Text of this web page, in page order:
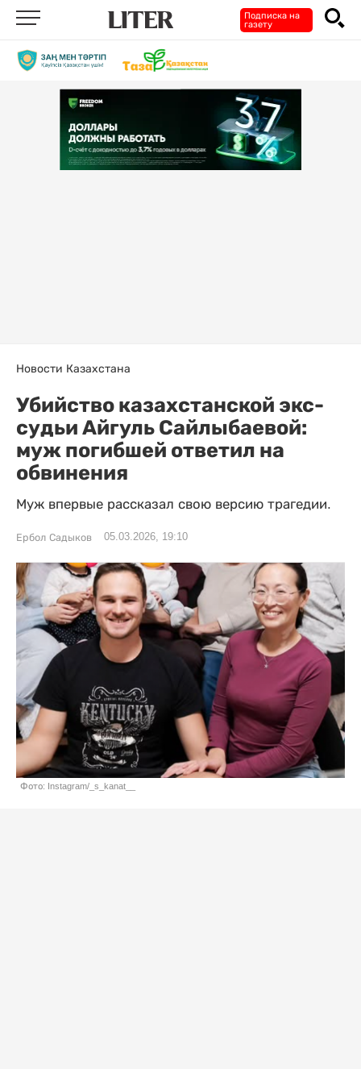
Подписка на
газету
Новости Казахстана
Убийство казахстанской экс-
судьи Айгуль Сайлыбаевой:
муж погибшей ответил на
обвинения
Муж впервые рассказал свою версию трагедии.
Ербол Садыков 05.03.2026, 19:10
Фото: Instagram/_s_kanat__